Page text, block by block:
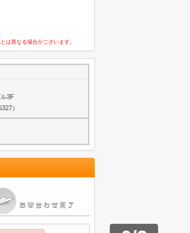
は異なる場合がございます。
3F
）